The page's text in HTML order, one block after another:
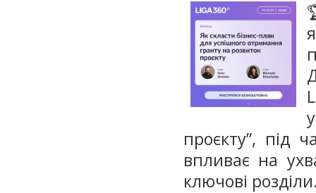
проєкту”, під
впливає на
ключові